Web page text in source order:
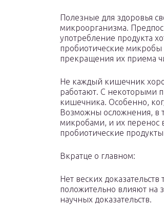
Полезные для здоровья
микроорганизма.
употребление продукта
пробиотические микробы
прекращения их приема
Не каждый кишечник
работают. С некоторыми
кишечника. Особенно,
Возможны осложнения, в
микробами, и их перенос
пробиотические
Вкратце о главном:
Нет веских
положительно влияют на
научных доказательств.